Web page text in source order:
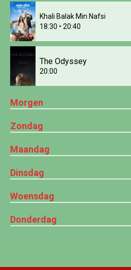
Khali Balak Min Nafsi
18:30 • 20:40
The Odyssey
20:00
Morgen
Zondag
Maandag
Dinsdag
Woensdag
Donderdag